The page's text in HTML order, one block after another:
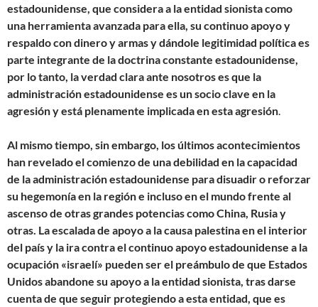
estadounidense, que considera a la entidad sionista como
una herramienta avanzada para ella, su continuo apoyo y
respaldo con dinero y armas y dándole legitimidad política es
parte integrante de la doctrina constante estadounidense,
por lo tanto, la verdad clara ante nosotros es que la
administración estadounidense es un socio clave en la
agresión y está plenamente implicada en esta agresión
Al mismo tiempo, sin embargo, los últimos acontecimientos
han revelado el comienzo de una debilidad en la capacidad
de la administración estadounidense para disuadir o reforzar
su hegemonía en la región e incluso en el mundo frente al
ascenso de otras grandes potencias como China, Rusia y
otras. La escalada de apoyo a la causa palestina en el interior
del país y la ira contra el continuo apoyo estadounidense a la
ocupación «israelí» pueden ser el preámbulo de que Estados
Unidos abandone su apoyo a la entidad sionista, tras darse
cuenta de que seguir protegiendo a esta entidad, que es